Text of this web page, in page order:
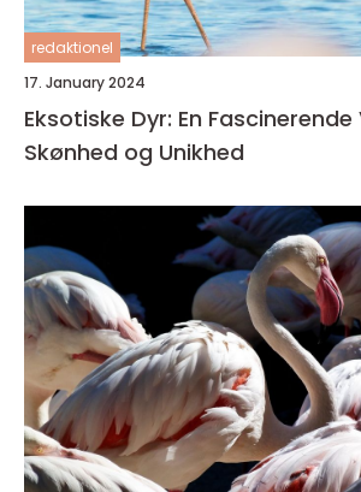
redaktionel
17. January 2024
Eksotiske Dyr: En
Skønhed og Unikhed